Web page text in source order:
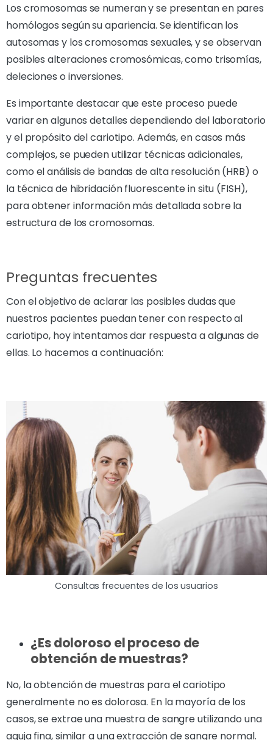
Los cromosomas se numeran y se presentan en pares
homólogos según su apariencia. Se identifican los
autosomas y los cromosomas sexuales, y se observan
posibles alteraciones cromosómicas, como trisomías,
deleciones o inversiones.
Es importante destacar que este proceso puede
variar en algunos detalles dependiendo del laboratorio
y el propósito del cariotipo. Además, en casos más
complejos, se pueden utilizar técnicas adicionales,
como el análisis de bandas de alta resolución (HRB) o
la técnica de hibridación fluorescente in situ (FISH),
para obtener información más detallada sobre la
estructura de los cromosomas.
Preguntas frecuentes
Con el objetivo de aclarar las posibles dudas que
nuestros pacientes puedan tener con respecto al
cariotipo, hoy intentamos dar respuesta a algunas de
ellas. Lo hacemos a continuación:
Consultas frecuentes de los usuarios
¿Es doloroso el proceso de
obtención de muestras?
No, la obtención de muestras para el cariotipo
generalmente no es dolorosa. En la mayoría de los
casos, se extrae una muestra de sangre utilizando una
aguja fina, similar a una extracción de sangre normal.